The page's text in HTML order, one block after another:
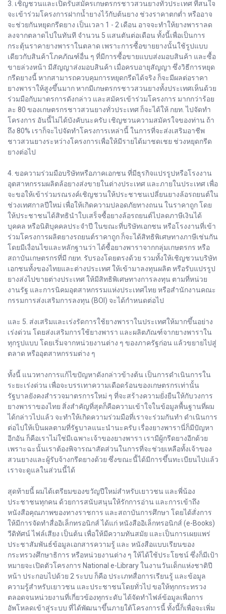
3. เชิญชวนและเปิดรับสมัครเกษตรกรชาวสวนยางทั่วประเทศ ที่สนใจ
จะเข้าร่วมโครงการฝากน้ำยางไว้กับต้นยาง ช่วงราคาตกต่ำ หรืออาจ
จะช่วยกันหยุดกรีดยาง เป็นเวลา 1 - 2 เดือน อาจจะทำให้ยางพาราลด
ลงจากตลาดไปในทันที จำนวน 5 แสนตันต่อเดือน ทั้งนี้เพื่อเป็นการ
กระตุ้นราคายางพาราในตลาด เพราะการซื้อขายยางนั้นใช้รูปแบบ
เดียวกับสินค้าโภคภัณฑ์อื่น ๆ ที่มีการซื้อขายแบบส่งมอบสินค้า และซื้อ
ขายล่วงหน้า มีสัญญาส่งมอบสินค้า เมื่อครบอายุสัญญา ซึ่งวิธีการหยุด
กรีดยางนี้ หากสามารถควบคุมการหยุดกรีดได้จริง ก็จะมีผลต่อราคา
ยางพาราให้สูงขึ้นมาก หากมีเกษตรกรชาวสวนยางทั้งประเทศเห็นด้วย
ร่วมมือกับมาตรการดังกล่าว และสมัครเข้าร่วมโครงการ มากกว่าร้อย
ละ 80 ของเกษตรกรชาวสวนยางทั่วประเทศ ก็จะได้ให้ กยท. ไปจัดทำ
โครงการ อันนี้ไม่ได้บังคับนะครับ เชิญชวนความสมัครใจของท่าน ถ้า
ถึง 80% เราก็จะไปจัดทำโครงการเหล่านี้ ในการที่จะส่งเสริมอาชีพ
ชาวสวนยางระหว่างโครงการเพื่อให้มีรายได้มาชดเชย ช่วงหยุดกรีด
ยางต่อไป
4. ขอความร่วมมือบริษัทหรือภาคเอกชน ที่มีธุรกิจแปรรูปหรือโรงงาน
อุตสาหกรรมผลิตล้อยางส่งขายในต่างประเทศ และภายในประเทศ เพื่อ
จะขอให้เข้าร่วมรณรงค์เชิญชวนให้ประชาชนเปลี่ยนยางล้อรถยนต์ใน
ช่วงเทศกาลปีใหม่ เพื่อให้เกิดความปลอดภัยทางถนน ในราคาถูก โดย
ให้ประชาชนได้สิทธินำใบเสร็จซื้อยางล้อรถยนต์ไปลดภาษีเงินได้
บุคคล หรือนิติบุคคลประจำปี ในขณะที่บริษัทเอกชน หรือโรงงานที่เข้า
ร่วมโครงการผลิตยางรถยนต์ราคาถูก ก็จะได้สิทธิพิเศษทางภาษีเช่นกัน
โดยมีเงื่อนไขและหลักฐานว่า ได้ซื้อยางพาราจากกลุ่มเกษตรกร หรือ
สถาบันเกษตรกรที่มี กยท. รับรองโดยตรงด้วย รวมทั้งให้เชิญชวนบริษัท
เอกชนทั้งของไทยและต่างประเทศ ให้เข้ามาลงทุนผลิต หรือรับแปรรูป
ยางส่งไปขายต่างประเทศ ให้มีสิทธิพิเศษทางการลงทุน ตามที่หน่วย
งานรัฐ และการนิคมอุตสาหกรรมแห่งประเทศไทย หรือสำนักงานคณะ
กรรมการส่งเสริมการลงทุน (BOI) จะได้กำหนดต่อไป
และ 5. ส่งเสริมและเร่งรัดการใช้ยางพาราในประเทศให้มากขึ้นอย่าง
เร่งด่วน โดยส่งเสริมการใช้ยางพารา และผลิตภัณฑ์จากยางพาราใน
ทุกรูปแบบ โดยเริ่มจากหน่วยงานต่าง ๆ ของภาครัฐก่อน แล้วขยายไปสู่
ตลาด หรืออุตสาหกรรมต่าง ๆ
ทั้งนี้ แนวทางการแก้ไขปัญหาดังกล่าวข้างต้น เป็นการดำเนินการใน
ระยะเร่งด่วน เพื่อจะบรรเทาความเดือดร้อนของเกษตรกรเท่านั้น
รัฐบาลยังคงสำรวจมาตรการใหม่ ๆ ที่จะสร้างความยั่งยืนให้กับวงการ
ยางพาราของไทย สิ่งสำคัญที่สุดก็คือความเข้าใจในข้อมูลพื้นฐานที่ผม
ได้กล่าวไปแล้ว จะทำให้เกิดความร่วมมือที่เราจะร่วมกันทำ ดำเนินการ
ต่อไปให้เป็นผลตามที่รัฐบาลแนะนำนะครับ เรื่องยางพารานี่ก็มีปัญหา
อีกอัน ก็คือเราไม่ใช่มีเฉพาะเจ้าของยางพารา เรามีผู้กรีดยางอีกด้วย
เพราะฉะนั้นเราต้องพิจารณาสัดส่วนในการที่จะช่วยเหลือทั้งเจ้าของ
สวนยางและผู้รับจ้างกรีดยางด้วย ซึ่งขณะนี้ได้มีการขึ้นทะเบียนไปแล้ว
เราจะดูแลในส่วนนี้ได้
สุดท้ายนี้ ผมได้เตรียมของขวัญปีใหม่สำหรับเยาวชน และพี่น้อง
ประชาชนทุกคน ด้วยการสนับสนุนให้รักการอ่าน และการเข้าถึง
หนังสือคุณภาพของทางราชการ และสถาบันการศึกษา โดยได้สั่งการ
ให้มีการจัดทำสื่ออิเล็กทรอนิกส์ ได้แก่ หนังสืออิเล็กทรอนิกส์ (e-Books)
วีดิทัศน์ ไฟล์เสียง เป็นต้น เพื่อให้มีความทันสมัย และเป็นการเผยแพร่
ประชาสัมพันธ์ข้อมูลเอกสารความรู้ และ หนังสือแบบเรียนของ
กระทรวงศึกษาธิการ หรือหน่วยงานต่าง ๆ ให้ได้ใช้ประโยชน์ ซึ่งก็มีเป้า
หมายจะเปิดตัวโครงการ National e-Library ในงานวันเด็กแห่งชาติปี
หน้า ประกอบไปด้วย 2 ระบบ ก็คือ ประเภทสื่อการเรียนรู้ และข้อมูล
ความรู้สำหรับเยาวชน และประชาชนโดยทั่วไป ขอให้ทุกกระทรวง
ตลอดจนหน่วยงานที่เกี่ยวข้องทุกระดับ ได้จัดทำไฟล์ข้อมูลเพื่อการ
อัพโหลดเข้าสู่ระบบ ที่ได้พัฒนาขึ้นภายใต้โครงการนี้ ทั้งนี้ก็เพื่อจะเพิ่ม